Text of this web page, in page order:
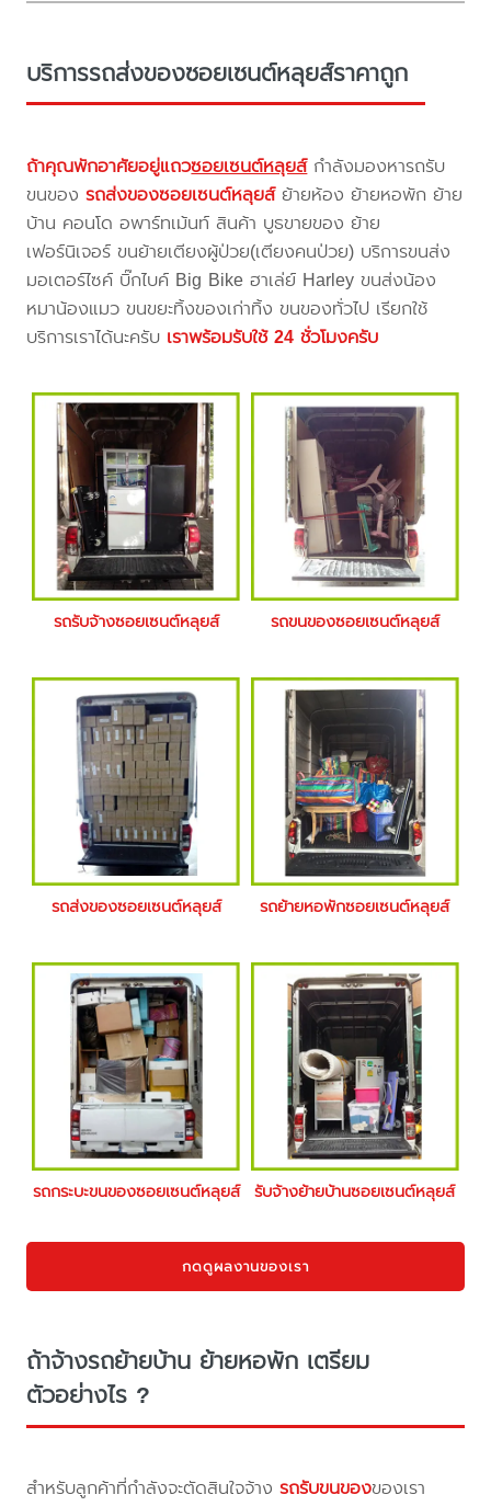
บริการรถส่งของซอยเซนต์หลุยส์ราคาถูก
ถ้าคุณพักอาศัยอยู่แถวซอยเซนต์หลุยส์กำลังมองหารถรับ
ขนของรถส่งของซอยเซนต์หลุยส์ย้ายห้อง ย้ายหอพัก ย้าย
บ้าน คอนโด อพาร์ทเม้นท์ สินค้า บูธขายของ ย้าย
เฟอร์นิเจอร์ ขนย้ายเตียงผู้ป่วย(เตียงคนป่วย) บริการขนส่ง
มอเตอร์ไซค์ บิ๊กไบค์ Big Bike ฮาเล่ย์ Harley ขนส่งน้อง
หมาน้องแมว ขนขยะทิ้งของเก่าทิ้ง ขนของทั่วไป เรียกใช้
บริการเราได้นะครับ เราพร้อมรับใช้ 24 ชั่วโมงครับ
รถรับจ้างซอยเซนต์หลุยส์ รถขนของซอยเซนต์หลุยส์
รถส่งของซอยเซนต์หลุยส์ รถย้ายหอพักซอยเซนต์หลุยส์
รถกระบะขนของซอยเซนต์หลุยส์ รับจ้างย้ายบ้านซอยเซนต์หลุยส์
กดดูผลงานของเรา
ถ้าจ้างรถย้ายบ้าน ย้ายหอพัก เตรียม
ตัวอย่างไร ?
สำหรับลูกค้าที่กำลังจะตัดสินใจจ้างรถรับขนของของเรา